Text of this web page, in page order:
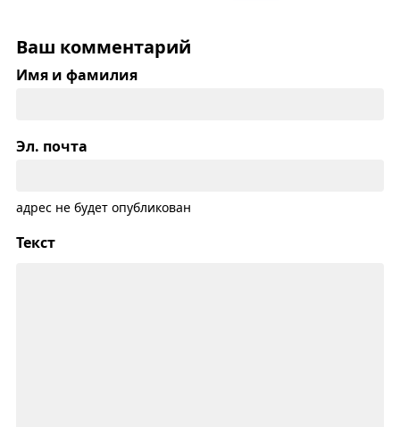
Ваш комментарий
Имя и фамилия
Эл. почта
адрес не будет опубликован
Текст